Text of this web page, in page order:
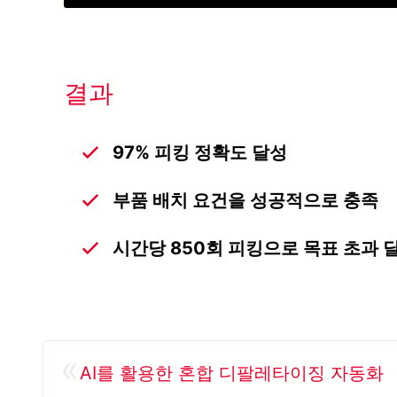
결과
97% 피킹 정확도 달성
부품 배치 요건을 성공적으로 충족
시간당 850회 피킹으로 목표 초과
AI를 활용한 혼합 디팔레타이징 자동화